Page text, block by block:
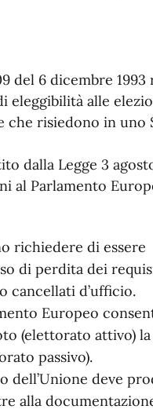
del 6 dicembre 1993
eleggibilità alle
che risiedono in uno
dalla Legge 3
al Parlamento
richiedere di essere
di perdita dei
cancellati d’ufficio.
Europeo
(elettorato attivo) la
passivo).
dell’Unione deve
alla